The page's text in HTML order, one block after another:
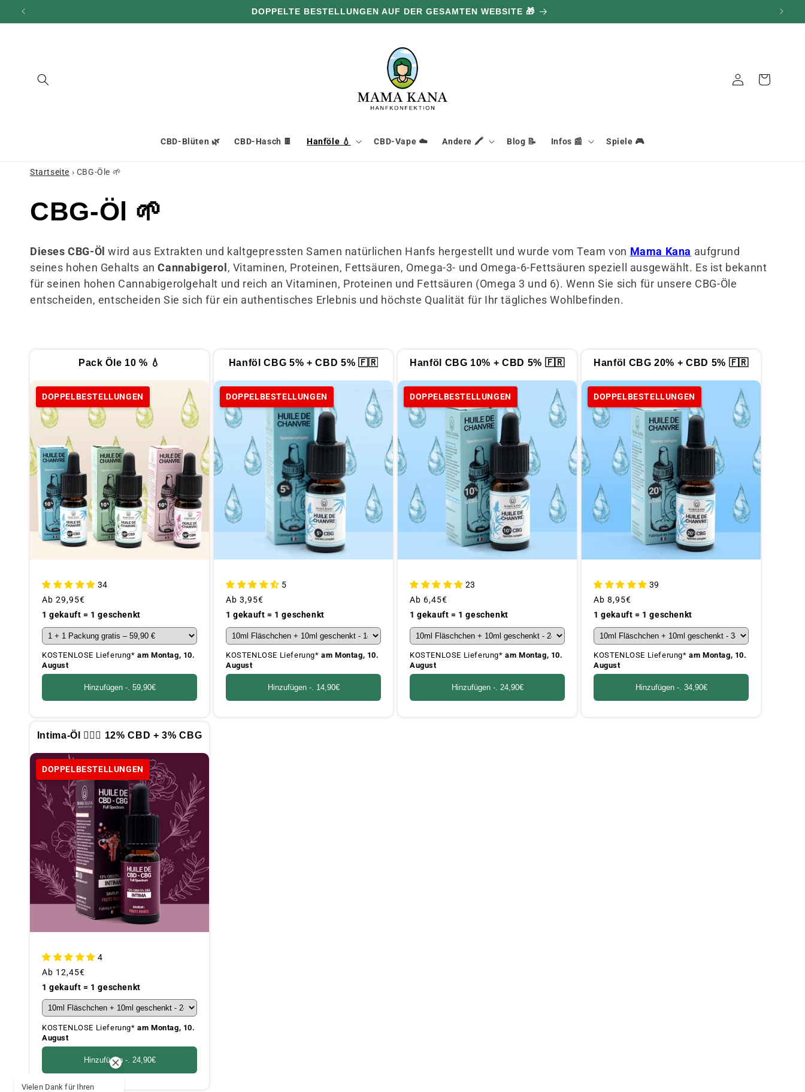
und zum
DOPPELTE BESTELLUNGEN AUF DER GESAMTEN WEBSITE 🎁
CBD-Blüten 🌿 CBD-Hasch 🍫 Hanföle 💧 CBD-Vape ☁️ Andere 🖍️ Blog 📝 Infos 📰 Spiele 🎮
VerbindungWarenkorb
Startseite › CBG-Öle 🌱
S
a
m
m
u
n
g
:
CBG-Öl 🌱
Dieses CBG-Öl wird aus Extrakten und kaltgepressten Samen natürlichen Hanfs hergestellt und wurde vom Team von Mama Kana aufgrund
seines hohen Gehalts anCannabigerol , Vitaminen, Proteinen, Fettsäuren, Omega-3- und Omega-6-Fettsäuren speziell ausgewählt. Es ist bekannt
für seinen hohen Cannabigerolgehalt und reich an Vitaminen, Proteinen und Fettsäuren (Omega 3 und 6). Wenn Sie sich für unsere CBG-Öle
entscheiden, entscheiden Sie sich für ein authentisches Erlebnis und höchste Qualität für Ihr tägliches Wohlbefinden.
Pack Öle 10 % 💧
DOPPELBESTELLUNGEN
34
Üblicher
Preis
Ab 29,95€
1 gekauft = 1 geschenkt
KOSTENLOSE Lieferung*am Montag, 10.
August
Hinzufügen -. 59,90€
Hanföl CBG 5% + CBD 5% 🇫🇷
DOPPELBESTELLUNGEN
5
Üblicher
Preis
Ab 3,95€
1 gekauft = 1 geschenkt
KOSTENLOSE Lieferung*am Montag, 10.
August
Hinzufügen -. 14,90€
Hanföl CBG 10% + CBD 5% 🇫🇷
DOPPELBESTELLUNGEN
23
Üblicher
Preis
Ab 6,45€
1 gekauft = 1 geschenkt
KOSTENLOSE Lieferung*am Montag, 10.
August
Hinzufügen -. 24,90€
Hanföl CBG 20% + CBD 5% 🇫🇷
DOPPELBESTELLUNGEN
39
Üblicher
Preis
Ab 8,95€
1 gekauft = 1 geschenkt
KOSTENLOSE Lieferung*am Montag, 10.
August
Hinzufügen -. 34,90€
Intima-Öl 👩🏻‍⚕️ 12% CBD + 3% CBG
DOPPELBESTELLUNGEN
4
Üblicher
Preis
Ab 12,45€
1 gekauft = 1 geschenkt
KOSTENLOSE Lieferung*am Montag, 10.
August
Hinzufügen -. 24,90€
Vielen Dank für Ihren